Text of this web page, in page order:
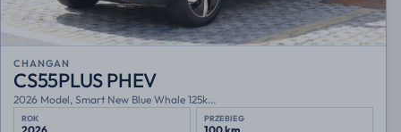
CHANGAN
CS55PLUS PHEV
2026 Model, Smart New Blue Whale 125k...
ROK PRZEBIEG